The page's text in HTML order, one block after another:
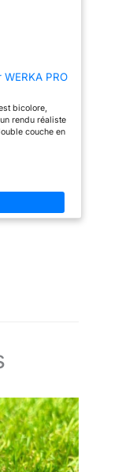
PRO
bicolore,
rendu réaliste
couche en
et confort : Les
douceur au
: Grâce à sa
se fait
: Le gazon
s'adapter